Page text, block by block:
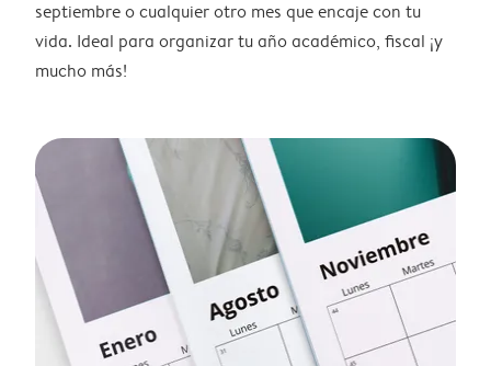
septiembre o cualquier otro mes que encaje con tu
vida. Ideal para organizar tu año académico, fiscal ¡y
mucho más!